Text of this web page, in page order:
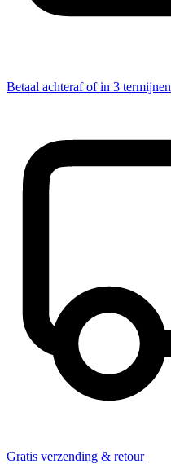
Betaal achteraf of in 3 termijnen
Gratis verzending & retour